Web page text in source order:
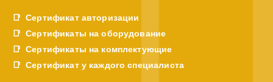
Сертификат авторизации
Сертификаты на оборудование
Сертификаты на комплектующие
Сертификат у каждого специалиста